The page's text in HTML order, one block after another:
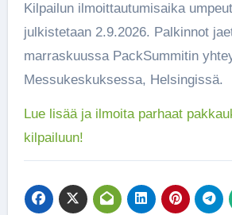
Kilpailun ilmoittautumisaika
julkistetaan 2.9.2026. Palkinnot
marraskuussa PackSummitin
Messukeskuksessa, Helsingissä.
Lue lisää ja ilmoita parhaat
kilpailuun!